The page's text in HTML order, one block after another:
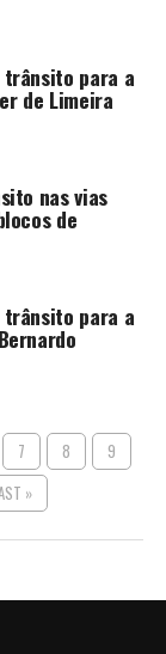
trânsito para a
de Limeira
nas vias
de
trânsito para a
7 8
9
»